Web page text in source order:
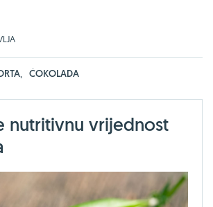
, ČOKOLADA
nutritivnu vrijednost